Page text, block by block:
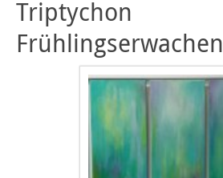
Triptychon
Frühlingserwachen